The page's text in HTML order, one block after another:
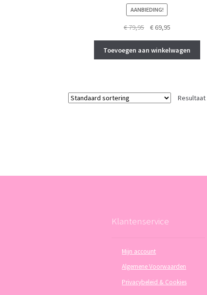
AANBIEDING!
€79,95
Oorspronkelijke
was:
€ 79,95.
€69,95Huidige
is:
€ 69,95.
Toevoegen aan winkelwagen
Klantenservice
Mijn account
Algemene Voorwaarden
Privacybeleid & Cookies